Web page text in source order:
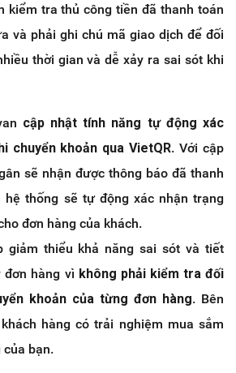
kiểm tra thủ công tiền đã thanh toán
và phải ghi chú mã giao dịch để đối
thời gian và dễ xảy ra sai sót khi
cập nhật tính năng tự động xác
chuyển khoản qua VietQR. Với cập
sẽ nhận được thông báo đã thanh
hệ thống sẽ tự động xác nhận trạng
đơn hàng của khách.
giảm thiểu khả năng sai sót và tiết
đơn hàng vì không phải kiểm tra đối
khoản của từng đơn hàng. Bên
hàng có trải nghiệm mua sắm
bạn.